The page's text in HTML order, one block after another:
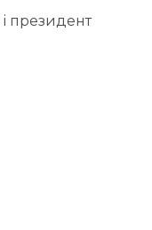
і президент